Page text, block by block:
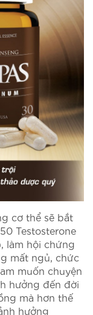
cơ thể sẽ bắt
Testosterone
làm hội chứng
mất ngủ, chức
muốn chuyện
hưởng đến đời
mà hơn thế
hưởng